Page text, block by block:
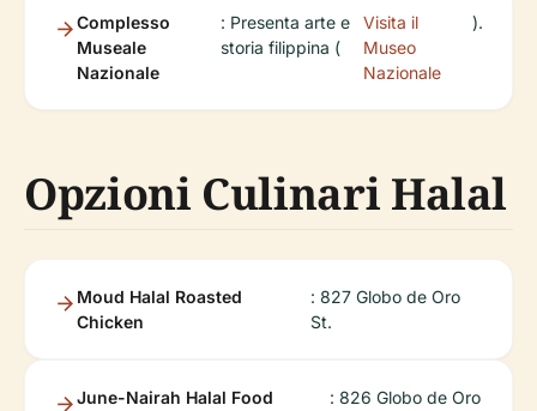
Complesso
Museale
Nazionale
: Presenta arte e
storia filippina (
Visita il
Museo
Nazionale
).
Opzioni Culinari Halal
Moud Halal Roasted
Chicken
: 827 Globo de Oro
St.
June-Nairah Halal Food
: 826 Globo de Oro